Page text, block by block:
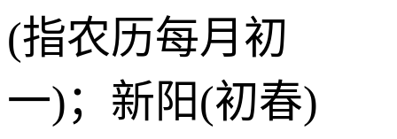
(指农历每月初
一)；新阳(初春)